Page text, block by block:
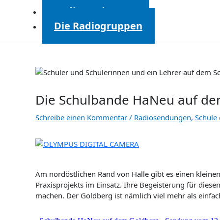
Radiosendungen
Die Radiogruppen
Die Schulbande HaNeu auf
Schreibe einen Kommentar / Radiosendungen, Schule
Am nordöstlichen Rand von Halle gibt es einen
Praxisprojekts im Einsatz. Ihre Begeisterung für
machen. Der Goldberg ist nämlich viel mehr als